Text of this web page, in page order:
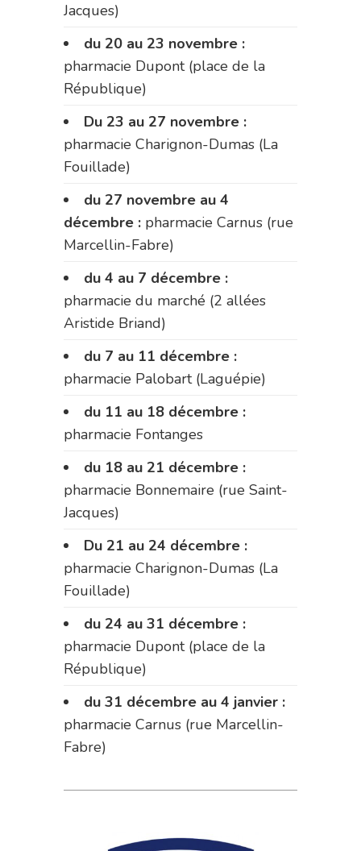
Jacques)
du 20 au 23 novembre :
pharmacie Dupont (place de la
République)
Du 23 au 27 novembre :
pharmacie Charignon-Dumas (La
Fouillade)
du 27 novembre au 4
décembre : pharmacie Carnus (rue
Marcellin-Fabre)
du 4 au 7 décembre :
pharmacie du marché (2 allées
Aristide Briand)
du 7 au 11 décembre :
pharmacie Palobart (Laguépie)
du 11 au 18 décembre :
pharmacie Fontanges
du 18 au 21 décembre :
pharmacie Bonnemaire (rue Saint-
Jacques)
Du 21 au 24 décembre :
pharmacie Charignon-Dumas (La
Fouillade)
du 24 au 31 décembre :
pharmacie Dupont (place de la
République)
du 31 décembre au 4 janvier :
pharmacie Carnus (rue Marcellin-
Fabre)